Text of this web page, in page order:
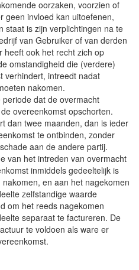
oorzaken, voorzien of
geen invloed kan uitoefenen,
staat is zijn verplichtingen na te
van Gebruiker of van derden
heeft ook het recht zich op
omstandigheid die (verdere)
verhindert, intreedt nadat
nakomen.
dat de overmacht
overeenkomst opschorten.
dan twee maanden, dan is ieder
te ontbinden, zonder
aan de andere partij.
van het intreden van overmacht
inmiddels gedeeltelijk is
en aan het nagekomen
zelfstandige waarde
om het reeds nagekomen
separaat te factureren. De
te voldoen als ware er